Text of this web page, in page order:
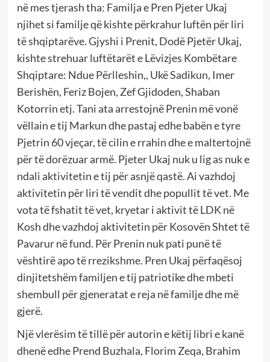
në mes tjerash tha: Familja e Pren Pjeter Ukaj
njihet si familje që kishte përkrahur luftën për liri
të shqiptarëve. Gjyshi i Prenit, Dodë Pjetër Ukaj,
kishte strehuar luftëtarët e Lëvizjes Kombëtare
Shqiptare: Ndue Përlleshin,, Ukë Sadikun, Imer
Berishën, Feriz Bojen, Zef Gjidoden, Shaban
Kotorrin etj. Tani ata arrestojnë Prenin më vonë
vëllain e tij Markun dhe pastaj edhe babën e tyre
Pjetrin 60 vjeçar, të cilin e rrahin dhe e maltertojnë
për të dorëzuar armë. Pjeter Ukaj nuk u lig as nuk e
ndali aktivitetin e tij për asnjë qastë. Ai vazhdoj
aktivitetin për liri të vendit dhe popullit të vet. Me
vota të fshatit të vet, kryetar i aktivit të LDK në
Kosh dhe vazhdoj aktivitetin për Kosovën Shtet të
Pavarur në fund. Për Prenin nuk pati punë të
vështirë apo të rrezikshme. Pren Ukaj përfaqësoj
dinjitetshëm familjen e tij patriotike dhe mbeti
shembull për gjeneratat e reja në familje dhe më
gjerë.
Një vlerësim të tillë për autorin e këtij libri e kanë
dhenë edhe Prend Buzhala, Florim Zeqa, Brahim